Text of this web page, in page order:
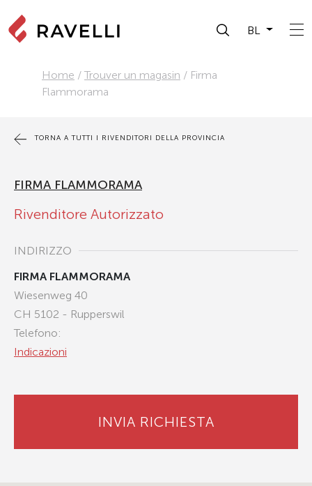
BL
Home / Trouver un magasin / Firma
Flammorama
TORNA A TUTTI I RIVENDITORI DELLA PROVINCIA
FIRMA FLAMMORAMA
Rivenditore Autorizzato
INDIRIZZO
FIRMA FLAMMORAMA
Wiesenweg 40
CH 5102 - Rupperswil
Telefono:
Indicazioni
INVIA RICHIESTA